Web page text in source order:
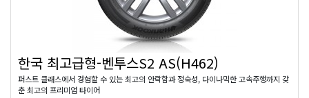
한국 최고급형-벤투스S2 AS(H462)
퍼스트 클래스에서 경험할 수 있는 최고의 안락함과 정숙성, 다이나믹한 고속주행까지 갖
춘 최고의 프리미엄 타이어